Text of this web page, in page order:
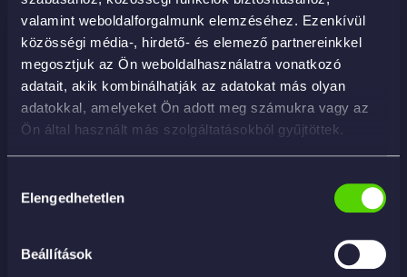
valamint weboldalforgalmunk elemzéséhez. Ezenkívül
közösségi média-, hirdető- és elemező partnereinkkel
megosztjuk az Ön weboldalhasználatra vonatkozó
adatait, akik kombinálhatják az adatokat más olyan
adatokkal, amelyeket Ön adott meg számukra vagy az
Ön által használt más szolgáltatásokból gyűjtöttek.
kiválasztása
Elengedhetetlen
Beállítások